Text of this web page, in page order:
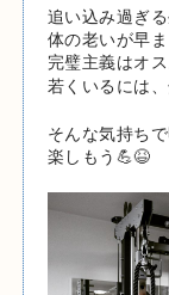
追い込み過ぎ
体の老いが早
完璧主義はオ
若くいるには
そんな気持ち
楽しもう💪😆